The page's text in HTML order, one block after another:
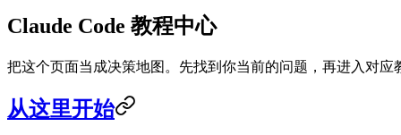
Claude Code 教程中心
把这个页面当成决策地图。先找到你当前的问题，再进入对应
从这里开始